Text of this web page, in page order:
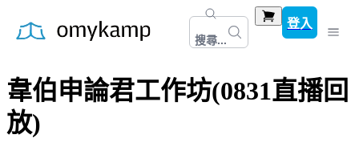
搜尋...
登入
韋伯申論君工作坊(0831直播回
放)